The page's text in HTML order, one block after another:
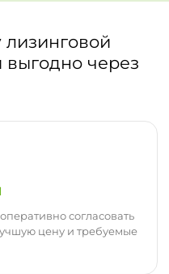
лизинговой
через
согласовать
цену и требуемые